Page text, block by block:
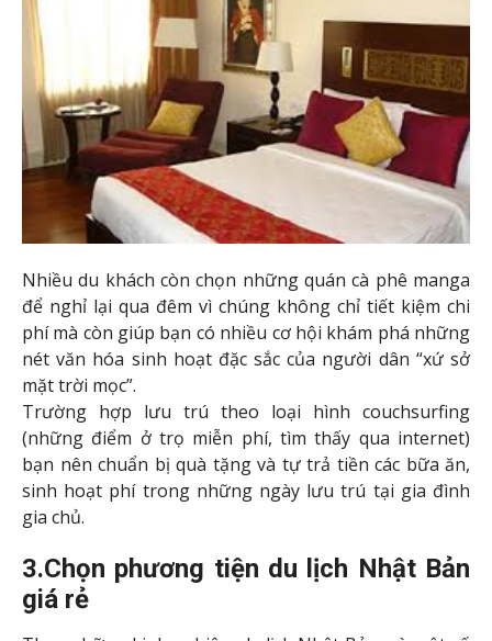
Nhiều du khách còn chọn những quán cà phê manga
để nghỉ lại qua đêm vì chúng không chỉ tiết kiệm chi
phí mà còn giúp bạn có nhiều cơ hội khám phá những
nét văn hóa sinh hoạt đặc sắc của người dân “xứ sở
mặt trời mọc”.
Trường hợp lưu trú theo loại hình couchsurfing
(những điểm ở trọ miễn phí, tìm thấy qua internet)
bạn nên chuẩn bị quà tặng và tự trả tiền các bữa ăn,
sinh hoạt phí trong những ngày lưu trú tại gia đình
gia chủ.
3.Chọn phương tiện du lịch Nhật Bản
giá rẻ